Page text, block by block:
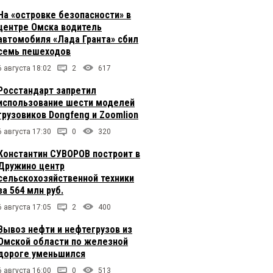
«островке безопасности» в
Омска водитель
«Лада Гранта» сбил
пешеходов
августа 18:02 2 617
запретил
шести моделей
Dongfeng и Zoomlion
августа 17:30 0 320
СУВОРОВ построит в
центр
техники
564 млн руб.
августа 17:05 2 400
нефти и нефтегрузов из
области по железной
уменьшился
августа 16:00 0 513